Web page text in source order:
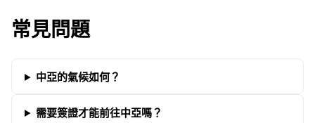
常見問題
中亞的氣候如何？
需要簽證才能前往中亞嗎？